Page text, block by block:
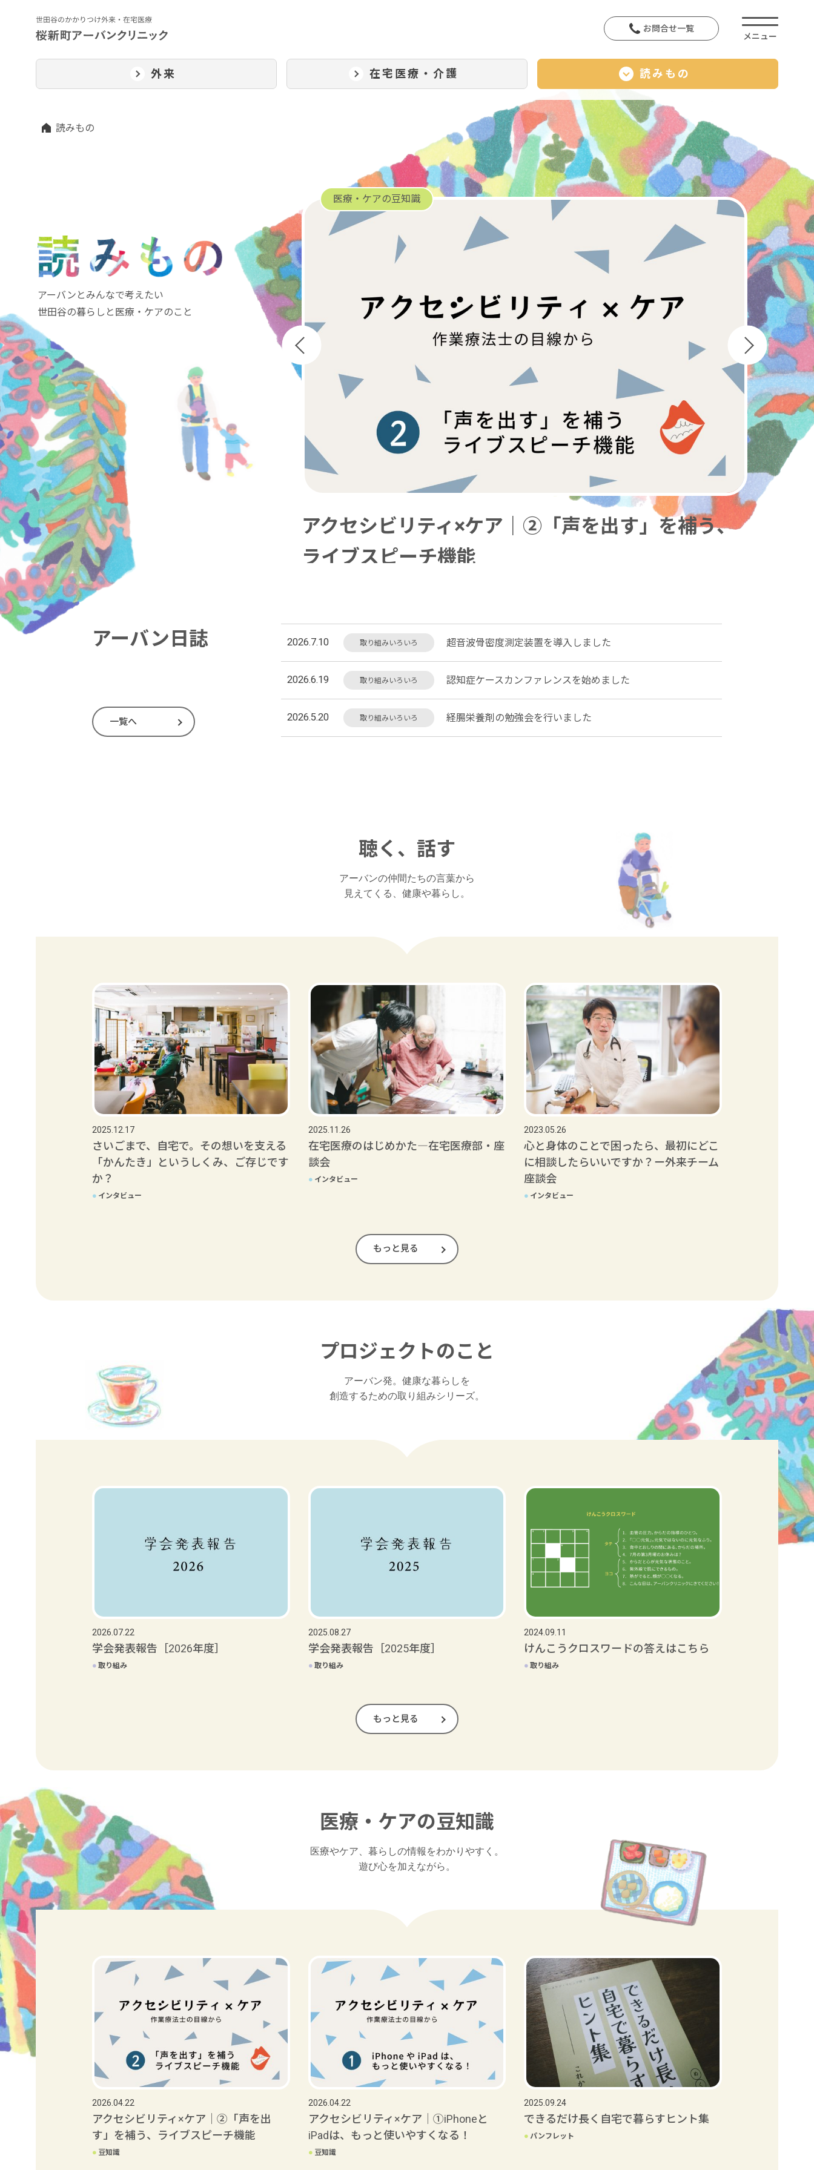
お問合せ一覧
外来 在宅医療・介護 読みもの
読みもの
アーバンとみんなで考えたい
世田谷の暮らしと医療・ケアのこと
医療・ケアの豆知識
アクセシビリティ×ケア｜②「声を出す」を補う、
ライブスピーチ機能
アーバン日誌 2026.7.10 取り組みいろいろ 超音波骨密度測定装置を導入しました
2026.6.19 取り組みいろいろ 認知症ケースカンファレンスを始めました
2026.5.20 取り組みいろいろ 経腸栄養剤の勉強会を行いました
一覧へ
聴く、話す
アーバンの仲間たちの言葉から
見えてくる、健康や暮らし。
2025.12.17
さいごまで、自宅で。その想いを支える
「かんたき」というしくみ、ご存じです
か？
● インタビュー
2025.11.26
在宅医療のはじめかた―在宅医療部・座
談会
●インタビュー
2023.05.26
心と身体のことで困ったら、最初にどこ
に相談したらいいですか？ー外来チーム
座談会
● インタビュー
もっと見る
プロジェクトのこと
アーバン発。健康な暮らしを
創造するための取り組みシリーズ。
2026.07.22
学会発表報告［2026年度］
● 取り組み
2025.08.27
学会発表報告［2025年度］
●取り組み
2024.09.11
けんこうクロスワードの答えはこちら
● 取り組み
もっと見る
医療・ケアの豆知識
医療やケア、暮らしの情報をわかりやすく。
遊び心を加えながら。
2026.04.22
アクセシビリティ×ケア｜②「声を出
す」を補う、ライブスピーチ機能
● 豆知識
2026.04.22
アクセシビリティ×ケア｜①iPhoneと
iPadは、もっと使いやすくなる！
●豆知識
2025.09.24
できるだけ長く自宅で暮らすヒント集
● パンフレット